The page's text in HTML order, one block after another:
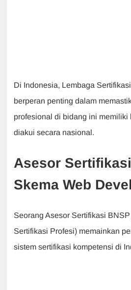
Di Indonesia, Lembaga
berperan penting dalam
profesional di bidang ini memiliki
diakui secara nasional.
Asesor
Skema Web
Seorang Asesor Sertifikasi
Sertifikasi Profesi) memainkan
sistem sertifikasi kompetensi di